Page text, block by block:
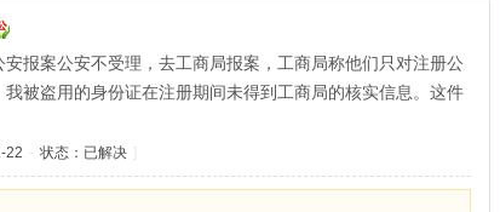
报案公安不受理，去工商局报案，工商局称他们只对注册公
被盗用的身份证在注册期间未得到工商局的核实信息。这件
22 - 状态：已解决